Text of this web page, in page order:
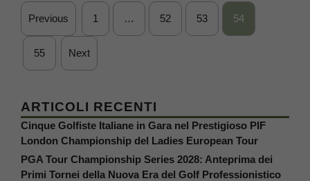
Previous 1 … 52 53 54
55 Next
ARTICOLI RECENTI
Cinque Golfiste Italiane in Gara nel Prestigioso PIF
London Championship del Ladies European Tour
PGA Tour Championship Series 2028: Anteprima dei
Primi Tornei della Nuova Era del Golf Professionistico